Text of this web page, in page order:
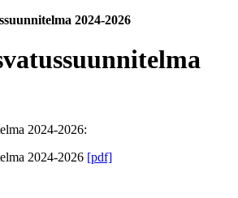
2024-2026
2024-2026:
2024-2026 [pdf]